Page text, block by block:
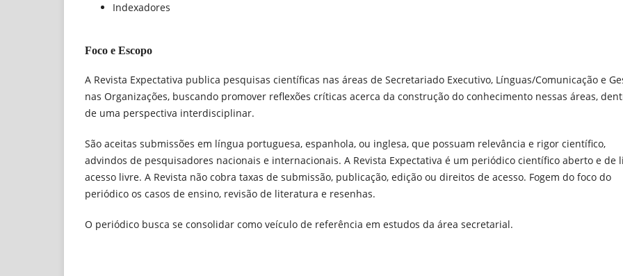
Indexadores
Foco e Escopo
A Revista Expectativa publica pesquisas científicas nas áreas de Secretariado Executivo, Línguas/Comunicação e
nas Organizações, buscando promover reflexões críticas acerca da construção do conhecimento nessas áreas,
de uma perspectiva interdisciplinar.
São aceitas submissões em língua portuguesa, espanhola, ou inglesa, que possuam relevância e rigor científico,
advindos de pesquisadores nacionais e internacionais. A Revista Expectativa é um periódico científico aberto e de
acesso livre. A Revista não cobra taxas de submissão, publicação, edição ou direitos de acesso. Fogem do foco do
periódico os casos de ensino, revisão de literatura e resenhas.
O periódico busca se consolidar como veículo de referência em estudos da área secretarial.